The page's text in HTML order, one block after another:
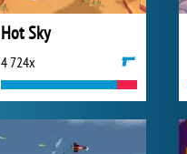
Hot Sky
4 724x